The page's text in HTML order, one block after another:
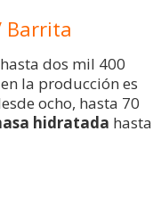
Barrita
dos mil 400
la producción es
ocho, hasta 70
hidratada hasta